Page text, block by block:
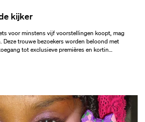
kijker
voor minstens vijf voorstellingen koopt, mag
Deze trouwe bezoekers worden beloond met
tot exclusieve premières en kortin…